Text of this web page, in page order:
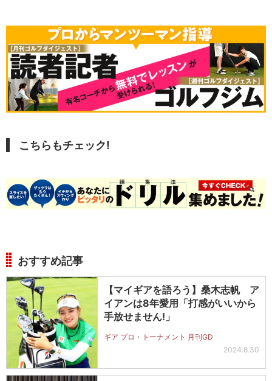
こちらもチェック!
おすすめ記事
【マイギアを語ろう】桑木志帆 ア
イアンは8年愛用「打感がいいから
手放せません!」
ギア プロ・トーナメント 月刊GD
2024.8.30